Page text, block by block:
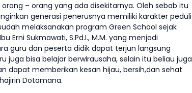
– orang yang ada disekitarnya. Oleh sebab itu
generasi penerusnya memiliki karakter peduli
melaksanakan program Green School sejak
Erni Sukmawati, S.Pd.I., M.M. yang menjadi
guru dan peserta didik dapat terjun langsung
bisa belajar berwirausaha, selain itu beliau juga
dapat memberikan kesan hijau, bersih,dan sehat
Dotamana.